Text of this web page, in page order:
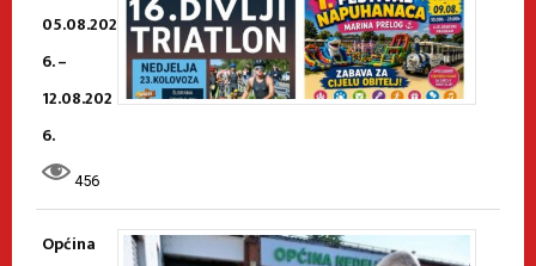
05.08.202
6. –
12.08.202
6.
456
Općina